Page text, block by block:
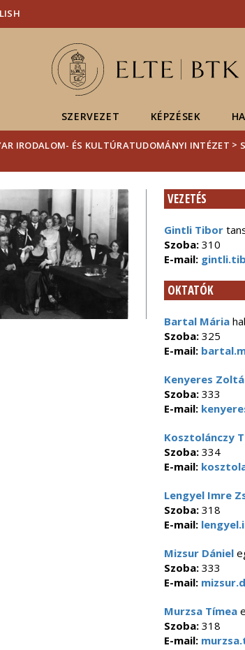
SZERVEZET KÉPZÉSEK
IRODALOM- ÉS KULTÚRATUDOMÁNYI INTÉZET >
VEZETÉS
Gintli Tibor
Szoba:310
E-mail:
OKTATÓK
Bartal Mária
Szoba:325
E-mail:
Kenyeres
Szoba:333
E-mail:
Kosztolánczy
Szoba:334
E-mail:
Lengyel Imre
Szoba:318
E-mail:
Mizsur Dániel
Szoba:333
E-mail:
Murzsa Tímea
Szoba:318
E-mail: